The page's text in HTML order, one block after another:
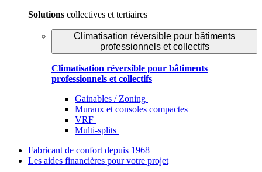
Solutions collectives et tertiaires
Climatisation réversible pour bâtiments
professionnels et collectifs
Climatisation réversible pour bâtiments
professionnels et collectifs
Gainables / Zoning
Muraux et consoles compactes
VRF
Multi-splits
Fabricant de confort depuis 1968
Les aides financières pour votre projet